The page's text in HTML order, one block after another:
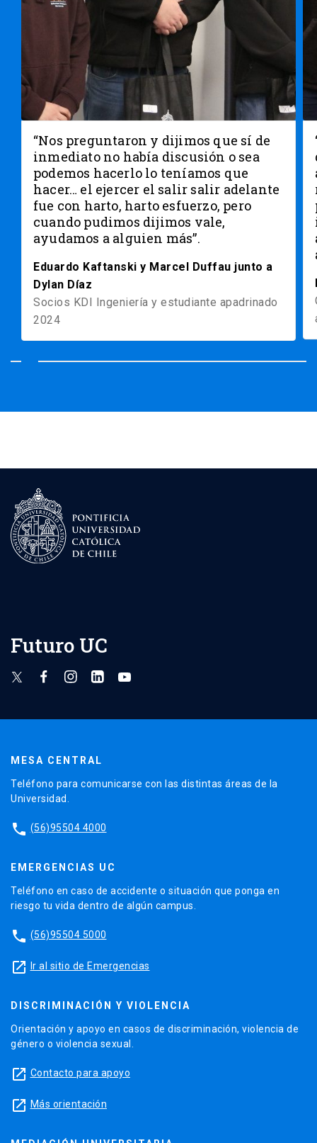
“Nos preguntaron y dijimos que sí de
inmediato no había discusión o sea
podemos hacerlo lo teníamos que
hacer… el ejercer el salir salir adelante
fue con harto, harto esfuerzo, pero
cuando pudimos dijimos vale,
ayudamos a alguien más”.
Eduardo Kaftanski y Marcel Duffau junto a
Dylan Díaz
Socios KDI Ingeniería y estudiante apadrinado
2024
Futuro UC
MESA CENTRAL
Teléfono para comunicarse con las distintas áreas de la
Universidad.
phone (56)95504 4000
EMERGENCIAS UC
Teléfono en caso de accidente o situación que ponga en
riesgo tu vida dentro de algún campus.
phone (56)95504 5000
launch Ir al sitio de Emergencias
DISCRIMINACIÓN Y VIOLENCIA
Orientación y apoyo en casos de discriminación, violencia de
género o violencia sexual.
launch Contacto para apoyo
launch Más orientación